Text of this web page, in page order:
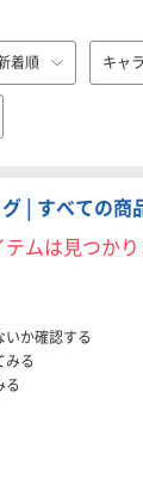
着順 キャ
| すべての商
ムは見つかり
いか確認する
みる
る